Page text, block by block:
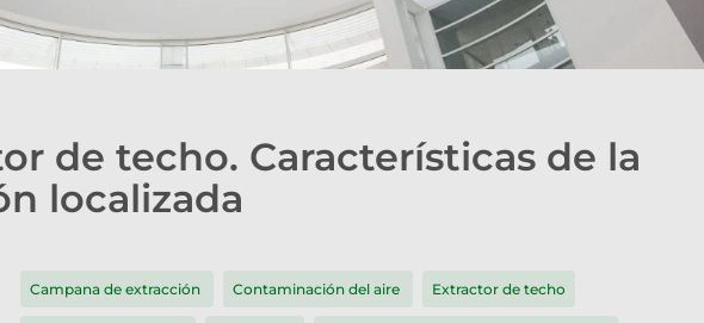
de techo. Características de la
localizada
Campana de extracción Contaminación del aire Extractor de techo